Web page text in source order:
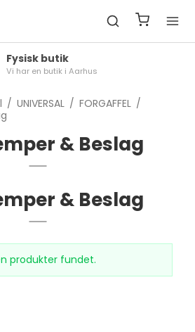
Fysisk butik
Vi har en butik i Aarhus
/ UNIVERSAL / FORGAFFEL /
& Beslag
& Beslag
produkter fundet.